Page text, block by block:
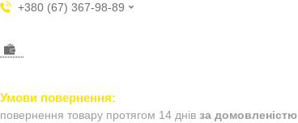
+380 (67) 367-98-89
повернення товару протягом 14 днів за домовленістю